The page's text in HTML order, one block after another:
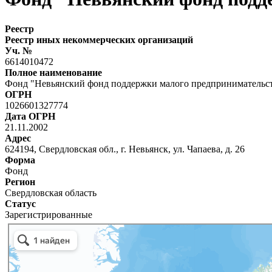
Реестр
Реестр иных некоммерческих организаций
Уч. №
6614010472
Полное наименование
Фонд "Невьянский фонд поддержки малого
ОГРН
1026601327774
Дата ОГРН
21.11.2002
Адрес
624194, Свердловская обл., г. Невьянск, ул. Чапаева, д. 26
Форма
Фонд
Регион
Свердловская область
Статус
Зарегистрированные